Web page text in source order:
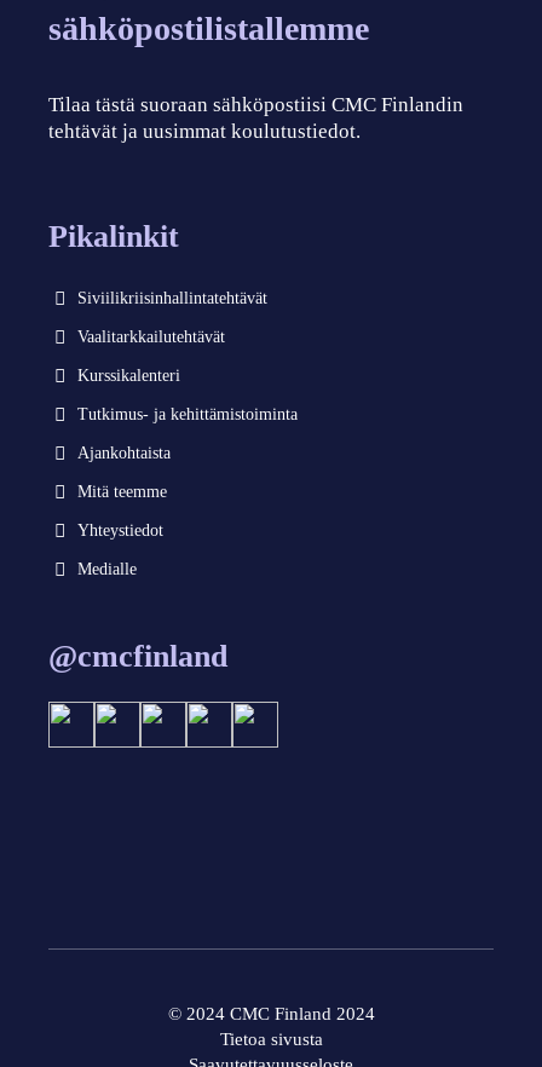
sähköpostilistallemme
Tilaa tästä suoraan sähköpostiisi CMC Finlandin
tehtävät ja uusimmat koulutustiedot.
Pikalinkit
Siviilikriisinhallintatehtävät
Vaalitarkkailutehtävät
Kurssikalenteri
Tutkimus- ja kehittämistoiminta
Ajankohtaista
Mitä teemme
Yhteystiedot
Medialle
@cmcfinland
© 2024 CMC Finland 2024
Tietoa sivusta